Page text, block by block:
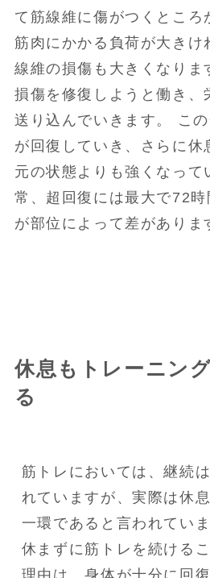
て筋線維に傷がつくところ
筋肉にかかる負荷が大きけ
線維の損傷も大きくなりま
損傷を修復しようと働き、
送り込んでいきます。 こ
が回復していき、さらに休
元の状態よりも強くなって
常、超回復には最大で72
が部位によって差がありま
休息もトレーニン
る
筋トレにおいては、継続
れていますが、実際は休
一環であると言われていま
休まずに筋トレを続ける